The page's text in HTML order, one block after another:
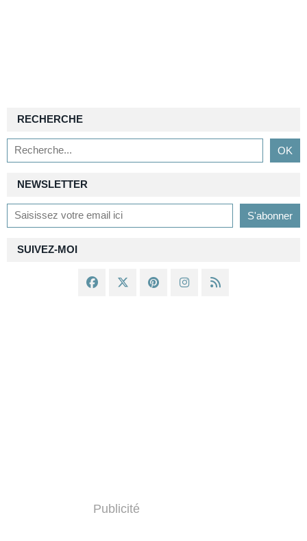
NEWSLETTER
SUIVEZ-MOI
RECHERCHE
Publicité